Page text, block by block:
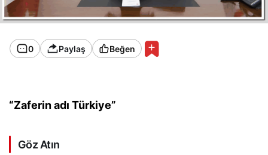
0 Paylaş Beğen
“Zaferin adı Türkiye”
Göz Atın